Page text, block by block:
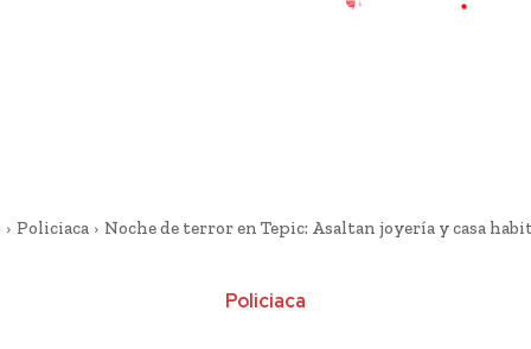
Policiaca Noche de terror en Tepic: Asaltan joyería y casa
Policiaca